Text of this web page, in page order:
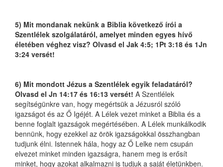
5) Mit mondanak nekünk a Biblia következő írói a
Szentlélek szolgálatáról, amelyet minden egyes hívő
életében véghez visz? Olvasd el Jak 4:5; 1Pt 3:18 és 1Jn
3:24 versét!
6) Mit mondott Jézus a Szentlélek egyik feladatáról?
Olvasd el Jn 14:17 és 16:13 versét! A Szentlélek
segítségünkre van, hogy megértsük a Jézusról szóló
igazságot és az Ő Igéjét. A Lélek vezet minket a Biblia és a
benne foglalt igazságok megértésében. A Lélek munkálkodik
bennünk, hogy ezekkel az örök igazságokkal összhangban
tudjunk élni. Istennek hála, hogy az Ő Lelke nem csupán
elvezet minket minden igazságra, hanem meg is erősít
minket, hogy azokat alkalmazni is tudjuk a saját életünkben.